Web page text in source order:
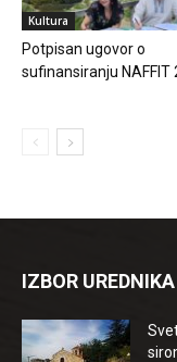
Kultura
Potpisan ugovor o
sufinansiranju NAFFIT
IZBOR UREDNIKA